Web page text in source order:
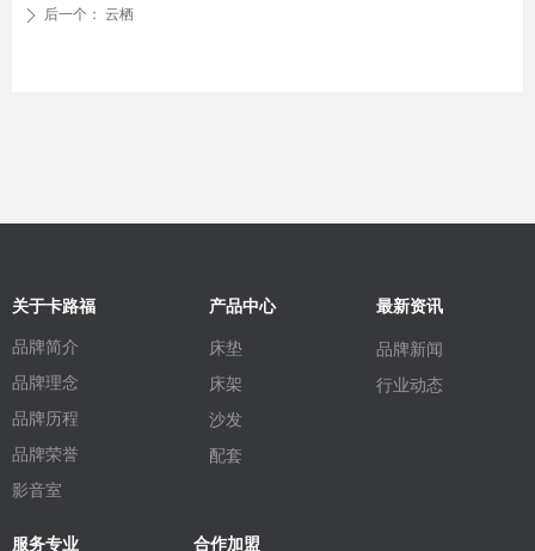
ꄲ 后一个： 云栖
关于卡路福
品牌简介
品牌理念
品牌历程
品牌荣誉
影音室
产品中心
床垫
床架
沙发
配套
最新资讯
品牌新闻
行业动态
服务专业 合作加盟